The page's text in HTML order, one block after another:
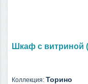
Шкаф с витриной
Коллекция: Торино